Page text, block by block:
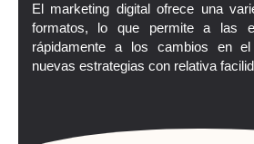
El marketing digital ofrece una
formatos, lo que permite a las
rápidamente a los cambios en
nuevas estrategias con relativa